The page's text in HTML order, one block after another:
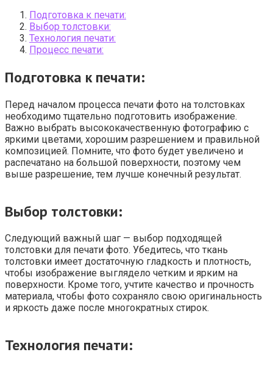
Подготовка к печати:
Выбор толстовки:
Технология печати:
Процесс печати:
Подготовка к печати:
Перед началом процесса печати фото на толстовках
необходимо тщательно подготовить изображение.
Важно выбрать высококачественную фотографию с
яркими цветами, хорошим разрешением и правильной
композицией. Помните, что фото будет увеличено и
распечатано на большой поверхности, поэтому чем
выше разрешение, тем лучше конечный результат.
Выбор толстовки:
Следующий важный шаг — выбор подходящей
толстовки для печати фото. Убедитесь, что ткань
толстовки имеет достаточную гладкость и плотность,
чтобы изображение выглядело четким и ярким на
поверхности. Кроме того, учтите качество и прочность
материала, чтобы фото сохраняло свою оригинальность
и яркость даже после многократных стирок.
Технология печати: